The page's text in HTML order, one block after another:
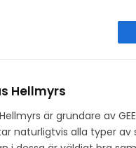
Hellmyrs
är grundare av
naturligtvis alla typer